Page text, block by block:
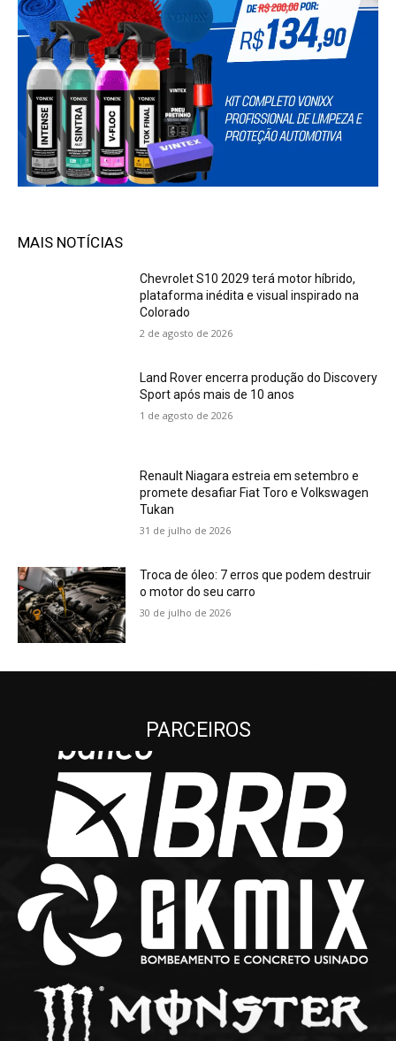
MAIS NOTÍCIAS
Chevrolet S10 2029 terá motor híbrido,
plataforma inédita e visual inspirado na
Colorado
2 de agosto de 2026
Land Rover encerra produção do Discovery
Sport após mais de 10 anos
1 de agosto de 2026
Renault Niagara estreia em setembro e
promete desafiar Fiat Toro e Volkswagen
Tukan
31 de julho de 2026
Troca de óleo: 7 erros que podem destruir
o motor do seu carro
30 de julho de 2026
PARCEIROS